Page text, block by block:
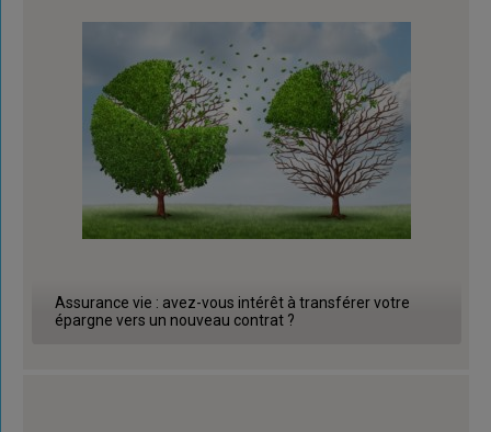
Assurance vie : avez-vous intérêt à transférer votre
épargne vers un nouveau contrat ?